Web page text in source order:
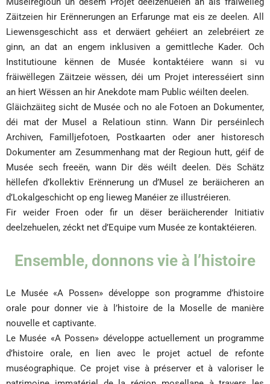
Zäitzeien hir Erënnerungen an Erfarunge mat eis ze deelen. All
Liewensgeschicht ass et derwäert gehéiert an zelebréiert ze
ginn, an dat an engem inklusiven a gemittleche Kader. Och
Institutioune kënnen de Musée kontaktéiere wann si vu
fräiwëllegen Zäitzeie wëssen, déi um Projet interesséiert sinn
an hiert Wëssen an hir Anekdote mam Public wéilten deelen.
Gläichzäiteg sicht de Musée och no ale Fotoen an Dokumenter,
déi mat der Musel a Relatioun stinn. Wann Dir perséinlech
Archiven, Familljefotoen, Postkaarten oder aner historesch
Dokumenter am Zesummenhang mat der Regioun hutt, géif de
Musée sech freeën, wann Dir dës wéilt deelen. Dës Schätz
hëllefen d’kollektiv Erënnerung un d’Musel ze beräicheren an
d’Lokalgeschicht op eng lieweg Manéier ze illustréieren.
Fir weider Froen oder fir un dëser beräicherender Initiativ
deelzehuelen, zéckt net d’Equipe vum Musée ze kontaktéieren.
Ensemble, donnons vie à l’histoire
Le Musée «A Possen» développe son programme d’histoire
orale pour donner vie à l’histoire de la Moselle de manière
nouvelle et captivante.
Le Musée «A Possen» développe actuellement un programme
d’histoire orale, en lien avec le projet actuel de refonte
muséographique. Ce projet vise à préserver et à valoriser le